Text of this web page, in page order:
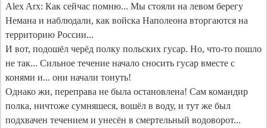
Alex Arx: Как сейчас помню... Мы стояли на левом берегу
Немана и наблюдали, как войска Наполеона вторгаются на
территорию России...
И вот, подошёл черёд полку польских гусар. Но, что-​то пошло
не так... Сильное течение начало сносить гусар вместе с
конями и... они начали тонуть!
Однако жи, переправа не была остановлена! Сам командир
полка, ничтоже сумняшеся, вошёл в воду, и тут же был
подхвачен течением и унесён в смертельный водоворот...